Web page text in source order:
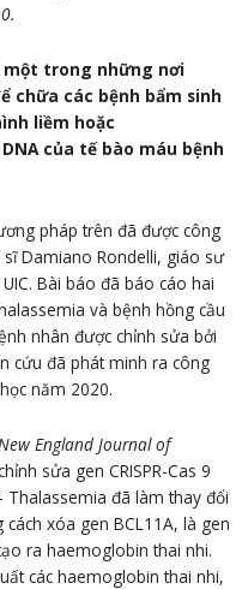
một trong những nơi
chữa các bệnh bẩm sinh
liềm hoặc
của tế bào máu bệnh
pháp trên đã được công
Damiano Rondelli, giáo sư
Bài báo đã báo cáo hai
và bệnh hồng cầu
nhân được chỉnh sửa bởi
cứu đã phát minh ra công
năm 2020.
England Journal of
sửa gen CRISPR-Cas 9
đã làm thay đổi
xóa gen BCL11A, là gen
ra haemoglobin thai nhi.
các haemoglobin thai nhi,